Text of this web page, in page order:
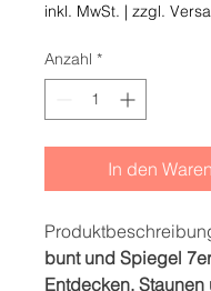
inkl. MwSt. | zzgl.
Anzahl *
In den
bunt und Spiegel
Entdecken, Staunen